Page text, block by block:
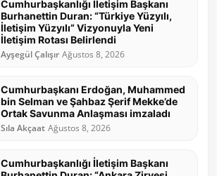
Cumhurbaşkanlığı İletişim Başkanı
Burhanettin Duran: “Türkiye Yüzyılı,
İletişim Yüzyılı” Vizyonuyla Yeni
İletişim Rotası Belirlendi
Ayşegül Çalışır Ağustos 8, 2026
Cumhurbaşkanı Erdoğan, Muhammed
bin Selman ve Şahbaz Şerif Mekke’de
Ortak Savunma Anlaşması imzaladı
Sıla Akçaat Ağustos 8, 2026
Cumhurbaşkanlığı İletişim Başkanı